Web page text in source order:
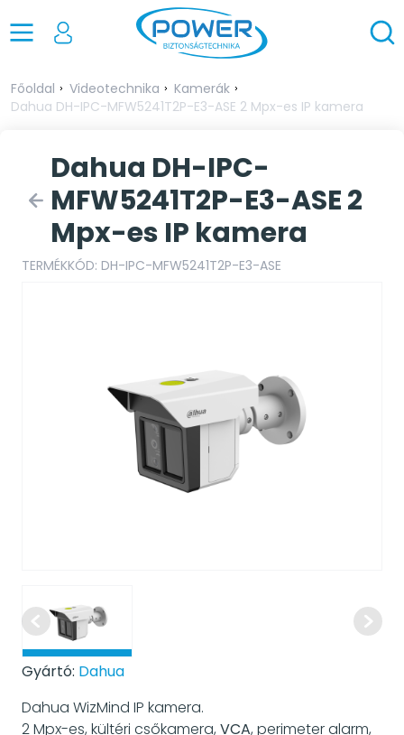
Főoldal Videotechnika
Kamerák
Dahua DH-IPC-MFW5241T2P-E3-ASE 2 Mpx-es IP kamera
Dahua DH-IPC-
MFW5241T2P-E3-ASE 2
Mpx-es IP kamera
TERMÉKKÓD: DH-IPC-MFW5241T2P-E3-ASE
Gyártó: Dahua
Dahua WizMind IP kamera.
2 Mpx-es, kültéri csőkamera, VCA, perimeter alarm,